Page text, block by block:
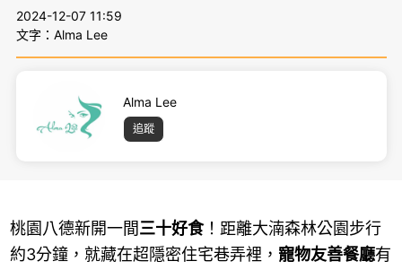
2024-12-07 11:59
文字：Alma Lee
Alma Lee
追蹤
桃園八德新開一間三十好食！距離大湳森林公園步行
約3分鐘，就藏在超隱密住宅巷弄裡， 寵物友善餐廳有